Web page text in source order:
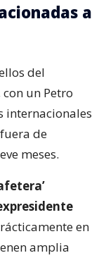
a
del
un Petro
internacionales
de
meses.
en
amplia